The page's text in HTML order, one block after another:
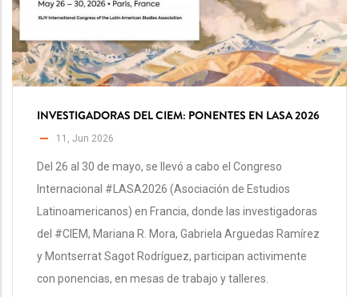
INVESTIGADORAS DEL CIEM: PONENTES EN LASA 2026
11, Jun 2026
Del 26 al 30 de mayo, se llevó a cabo el Congreso
Internacional #LASA2026 (Asociación de Estudios
Latinoamericanos) en Francia, donde las investigadoras
del #CIEM, Mariana R. Mora, Gabriela Arguedas Ramírez
y Montserrat Sagot Rodríguez, participan activimente
con ponencias, en mesas de trabajo y talleres.